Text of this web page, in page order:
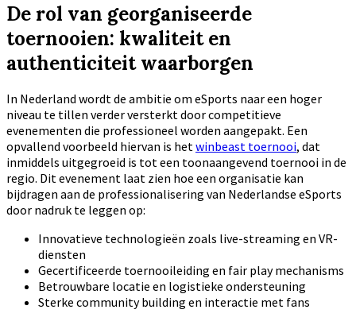
De rol van georganiseerde
toernooien: kwaliteit en
authenticiteit waarborgen
In Nederland wordt de ambitie om eSports naar een hoger
niveau te tillen verder versterkt door competitieve
evenementen die professioneel worden aangepakt. Een
opvallend voorbeeld hiervan is hetwinbeast toernooi, dat
inmiddels uitgegroeid is tot een toonaangevend toernooi in de
regio. Dit evenement laat zien hoe een organisatie kan
bijdragen aan de professionalisering van Nederlandse eSports
door nadruk te leggen op:
Innovatieve technologieën zoals live-streaming en VR-
diensten
Gecertificeerde toernooileiding en fair play mechanisms
Betrouwbare locatie en logistieke ondersteuning
Sterke community building en interactie met fans